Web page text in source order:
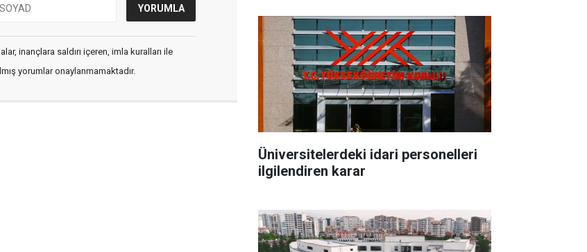
inançlara saldırı içeren, imla kuralları ile
yorumlar onaylanmamaktadır.
Üniversitelerdeki idari personelleri
ilgilendiren karar